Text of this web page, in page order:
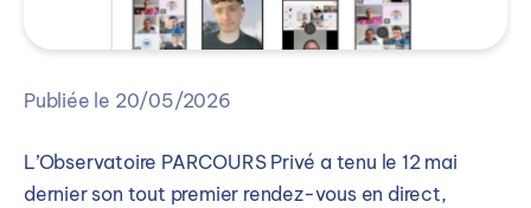
Publiée le 20/05/2026
L’Observatoire PARCOURS Privé a tenu le 12 mai
dernier son tout premier rendez-vous en direct,